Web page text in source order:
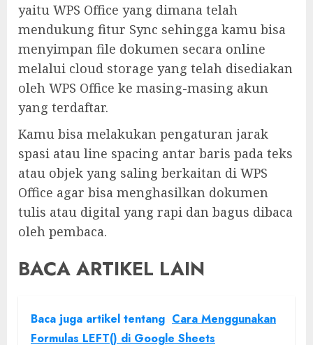
yaitu WPS Office yang dimana telah
mendukung fitur Sync sehingga kamu bisa
menyimpan file dokumen secara online
melalui cloud storage yang telah disediakan
oleh WPS Office ke masing-masing akun
yang terdaftar.
Kamu bisa melakukan pengaturan jarak
spasi atau line spacing antar baris pada teks
atau objek yang saling berkaitan di WPS
Office agar bisa menghasilkan dokumen
tulis atau digital yang rapi dan bagus dibaca
oleh pembaca.
BACA ARTIKEL LAIN
Baca juga artikel tentang Cara Menggunakan
Formulas LEFT() di Google Sheets